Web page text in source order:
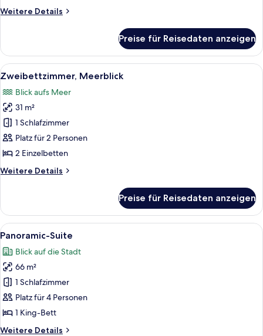
Weitere Details
Weitere
Poolblick
Preise für Reisedaten anzeigen
Alle
Fotos
für
Zweibettzimmer,
Meerblick
anzeigen
Ein Hotelzimmer mit großem
8
Zweibettzimmer, Meerblick
Blick aufs Meer
31 m²
1 Schlafzimmer
Platz für 2 Personen
2 Einzelbetten
Weitere Details
Weitere
Meerblick
Preise für Reisedaten anzeigen
Alle
Fotos
für
Panoramic-
Suite
anzeigen
Ein modernes Hotelzimmer mit
15
Panoramic-Suite
Blick auf die Stadt
66 m²
1 Schlafzimmer
Platz für 4 Personen
1 King-Bett
Weitere Details
Weitere